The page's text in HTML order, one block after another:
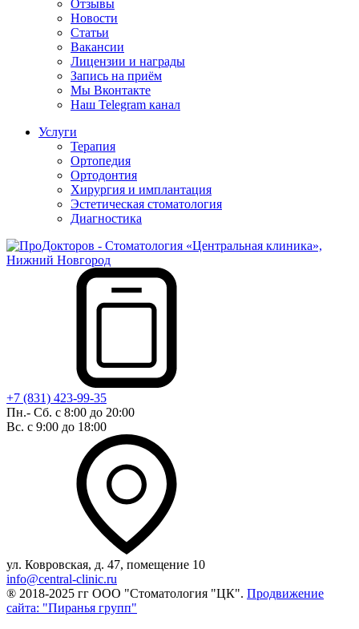
Отзывы
Новости
Статьи
Вакансии
Лицензии и награды
Запись на приём
Мы Вконтакте
Наш Telegram канал
Услуги
Терапия
Ортопедия
Ортодонтия
Хирургия и имплантация
Эстетическая стоматология
Диагностика
+7 (831) 423-99-35
Пн.- Сб. с 8:00 до 20:00
Вс. с 9:00 до 18:00
ул. Ковровская, д. 47, помещение 10
info@central-clinic.ru
® 2018-2025 гг ООО "Стоматология "ЦК". Продвижение
сайта: "Пиранья групп"